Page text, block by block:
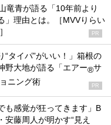
竜青が語る「10年前より
」理由とは。［MVVりらい
PR
“タイパ”がいい！」箱根の
野大地が語る「エアー®サ
ニング術 PR
も感覚が狂ってきます」B
安藤周人が明かす“見え